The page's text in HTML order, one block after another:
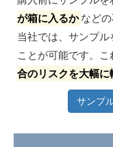
が箱に入るか など
当社では、サンプ
ことが可能です。こ
合のリスクを大幅に
サンプ